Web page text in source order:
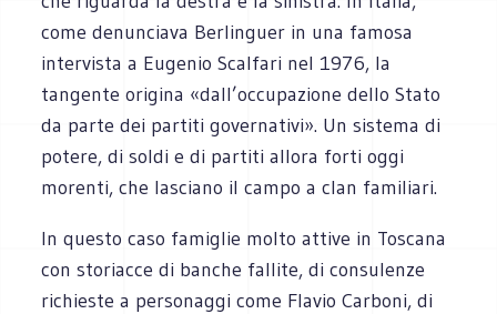
come denunciava Berlinguer in una famosa
intervista a Eugenio Scalfari nel 1976, la
tangente origina «dall’occupazione dello Stato
da parte dei partiti governativi». Un sistema di
potere, di soldi e di partiti allora forti oggi
morenti, che lasciano il campo a clan familiari.
In questo caso famiglie molto attive in Toscana
con storiacce di banche fallite, di consulenze
richieste a personaggi come Flavio Carboni, di